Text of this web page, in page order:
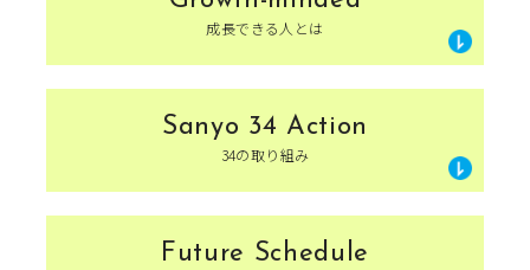
採用メッセージ
新卒採用エントリー 中途採用エントリー
成長できる人とは
Sanyo 34 Action
34の取り組み
Future Schedule